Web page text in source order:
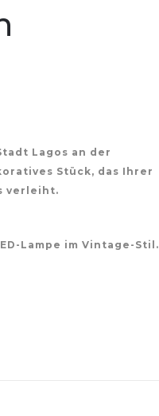
Lagos an der
Stück, das Ihrer
verleiht.
Lampe im Vintage-Stil.